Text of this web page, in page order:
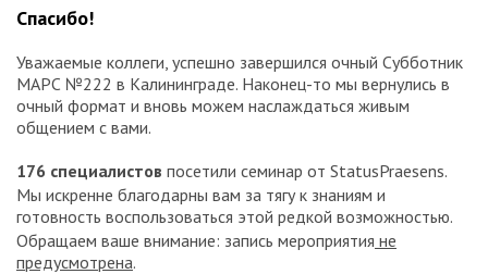
Спасибо!
Уважаемые коллеги, успешно завершился очный Субботник
МАРС №222 в Калининграде. Наконец-то мы вернулись в
очный формат и вновь можем наслаждаться живым
общением с вами.
176 специалистов посетили семинар от StatusPraesens.
Мы искренне благодарны вам за тягу к знаниям и
готовность воспользоваться этой редкой возможностью.
Обращаем ваше внимание: запись мероприятия не
предусмотрена.